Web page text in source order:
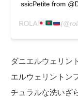
ssicPetite from
ROLA
ダニエルウェリン
エルウェリントン
チュラルな洗いざ